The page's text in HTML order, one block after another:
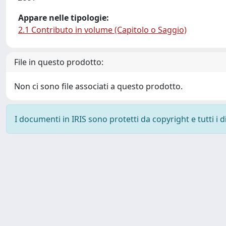
Appare nelle tipologie:
2.1 Contributo in volume (Capitolo o Saggio)
File in questo prodotto:
Non ci sono file associati a questo prodotto.
I documenti in IRIS sono protetti da copyright e tutti i